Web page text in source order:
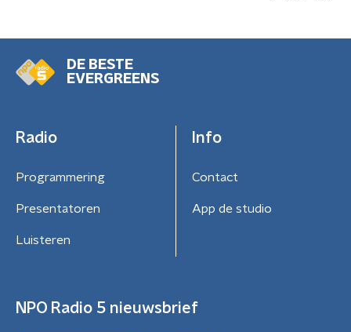
DE BESTE
EVERGREENS
Radio
Programmering
Presentatoren
Luisteren
Info
Contact
App de studio
NPO Radio 5 nieuwsbrief